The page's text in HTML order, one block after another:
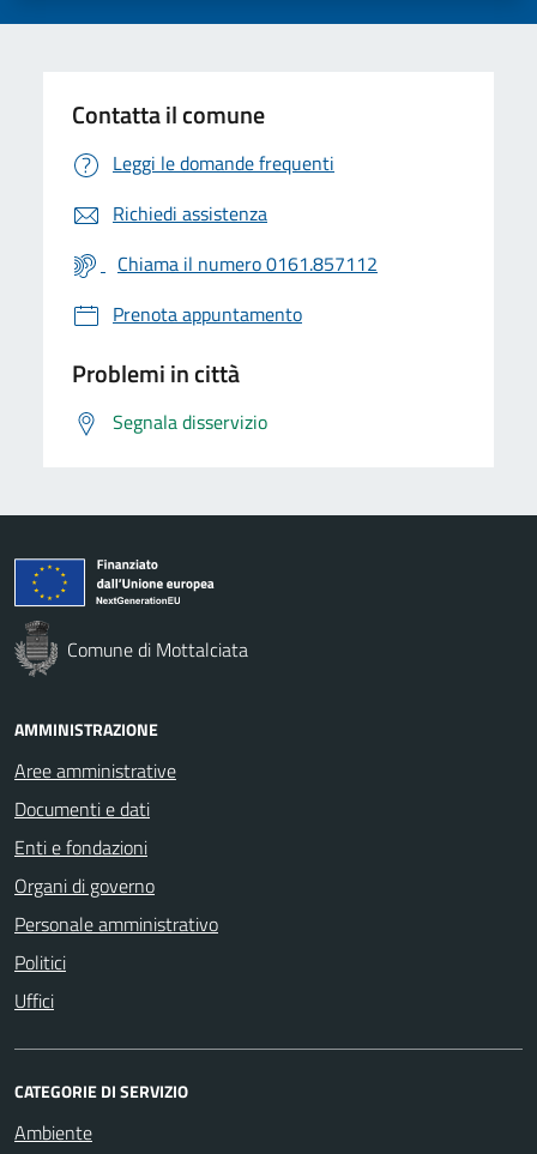
Contatta il comune
Leggi le domande frequenti
Richiedi assistenza
Chiama il numero 0161.857112
Prenota appuntamento
Problemi in città
Segnala disservizio
Comune di Mottalciata
AMMINISTRAZIONE
Aree amministrative
Documenti e dati
Enti e fondazioni
Organi di governo
Personale amministrativo
Politici
Uffici
CATEGORIE DI SERVIZIO
Ambiente